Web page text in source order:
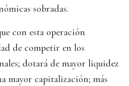
sobradas.
con esta operación
de competir en los
dotará de mayor liquidez
mayor capitalización; más